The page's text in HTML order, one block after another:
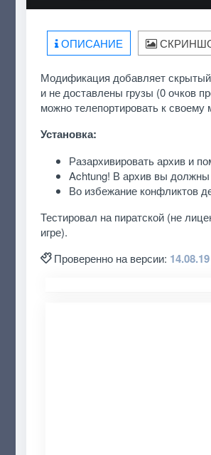
ОПИСАНИЕ
Модификация добавляет скрытый
и не доставлены грузы (0 очков
можно телепортировать к
Установка:
Разархивировать архив и
Achtung! В архив вы должны
Во избежание конфликтов
Тестировал на пиратской (не
игре).
Проверенно на версии: 14.08.19